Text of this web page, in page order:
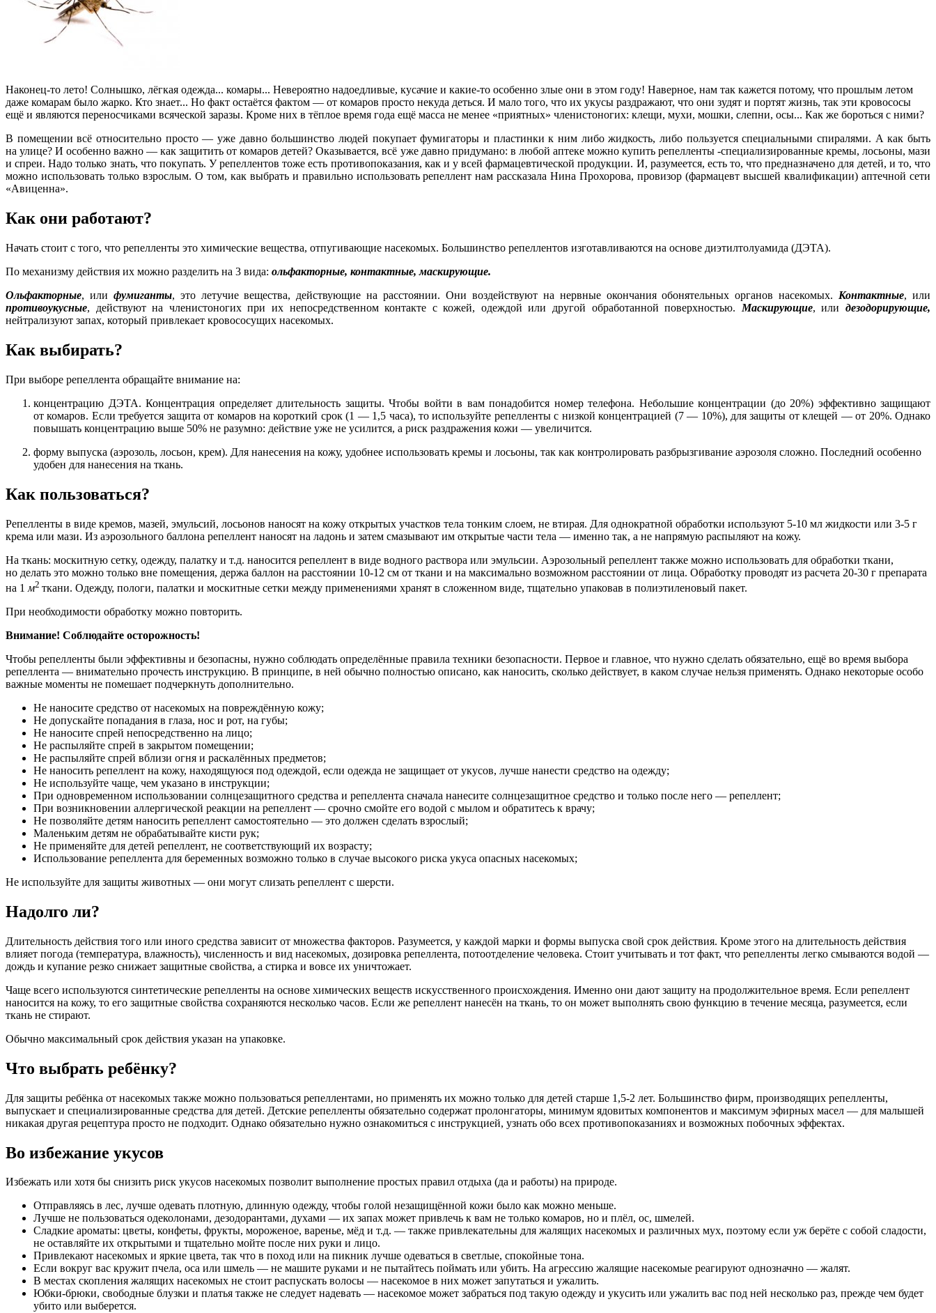
Наконец-то лето! Солнышко, лёгкая одежда... комары... Невероятно надоедливые, кусачие и какие-то особенно злые они в этом году! Наверное, нам так кажется потому, что прошлым летом
даже комарам было жарко. Кто знает... Но факт остаётся фактом — от комаров просто некуда деться. И мало того, что их укусы раздражают, что они зудят и портят жизнь, так эти кровососы
ещё и являются переносчиками всяческой заразы. Кроме них в тёплое время года ещё масса не менее «приятных» членистоногих: клещи, мухи, мошки, слепни, осы... Как же бороться с ними?
В помещении всё относительно просто — уже давно большинство людей покупает фумигаторы и пластинки к ним либо жидкость, либо пользуется специальными спиралями. А как быть
на улице? И особенно важно — как защитить от комаров детей? Оказывается, всё уже давно придумано: в любой аптеке можно купить репелленты -специализированные кремы, лосьоны, мази
и спреи. Надо только знать, что покупать. У репеллентов тоже есть противопоказания, как и у всей фармацевтической продукции. И, разумеется, есть то, что предназначено для детей, и то, что
можно использовать только взрослым. О том, как выбрать и правильно использовать репеллент нам рассказала Нина Прохорова, провизор (фармацевт высшей квалификации) аптечной сети
«Авиценна».
Как они работают?
Начать стоит с того, что репелленты это химические вещества, отпугивающие насекомых. Большинство репеллентов изготавливаются на основе диэтилтолуамида (ДЭТА).
По механизму действия их можно разделить на 3 вида: ольфакторные, контактные, маскирующие.
Ольфакторные, или фумиганты, это летучие вещества, действующие на расстоянии. Они воздействуют на нервные окончания обонятельных органов насекомых. Контактные, или
противоукусные, действуют на членистоногих при их непосредственном контакте с кожей, одеждой или другой обработанной поверхностью. Маскирующие, илидезодорирующие,
нейтрализуют запах, который привлекает кровососущих насекомых.
Как выбирать?
При выборе репеллента обращайте внимание на:
концентрацию ДЭТА. Концентрация определяет длительность защиты. Чтобы войти в вам понадобится номер телефона. Небольшие концентрации (до 20%) эффективно защищают
от комаров. Если требуется защита от комаров на короткий срок (1 — 1,5 часа), то используйте репелленты с низкой концентрацией (7 — 10%), для защиты от клещей — от 20%. Однако
повышать концентрацию выше 50% не разумно: действие уже не усилится, а риск раздражения кожи — увеличится.
форму выпуска (аэрозоль, лосьон, крем). Для нанесения на кожу, удобнее использовать кремы и лосьоны, так как контролировать разбрызгивание аэрозоля сложно. Последний особенно
удобен для нанесения на ткань.
Как пользоваться?
Репелленты в виде кремов, мазей, эмульсий, лосьонов наносят на кожу открытых участков тела тонким слоем, не втирая. Для однократной обработки используют 5-10 мл жидкости или 3-5 г
крема или мази. Из аэрозольного баллона репеллент наносят на ладонь и затем смазывают им открытые части тела — именно так, а не напрямую распыляют на кожу.
На ткань: москитную сетку, одежду, палатку и т.д. наносится репеллент в виде водного раствора или эмульсии. Аэрозольный репеллент также можно использовать для обработки ткани,
но делать это можно только вне помещения, держа баллон на расстоянии 10-12 см от ткани и на максимально возможном расстоянии от лица. Обработку проводят из расчета 20-30 г препарата
на 1 м2 ткани. Одежду, пологи, палатки и москитные сетки между применениями хранят в сложенном виде, тщательно упаковав в полиэтиленовый пакет.
При необходимости обработку можно повторить.
Внимание! Соблюдайте осторожность!
Чтобы репелленты были эффективны и безопасны, нужно соблюдать определённые правила техники безопасности. Первое и главное, что нужно сделать обязательно, ещё во время выбора
репеллента — внимательно прочесть инструкцию. В принципе, в ней обычно полностью описано, как наносить, сколько действует, в каком случае нельзя применять. Однако некоторые особо
важные моменты не помешает подчеркнуть дополнительно.
Не наносите средство от насекомых на повреждённую кожу;
Не допускайте попадания в глаза, нос и рот, на губы;
Не наносите спрей непосредственно на лицо;
Не распыляйте спрей в закрытом помещении;
Не распыляйте спрей вблизи огня и раскалённых предметов;
Не наносить репеллент на кожу, находящуюся под одеждой, если одежда не защищает от укусов, лучше нанести средство на одежду;
Не используйте чаще, чем указано в инструкции;
При одновременном использовании солнцезащитного средства и репеллента сначала нанесите солнцезащитное средство и только после него — репеллент;
При возникновении аллергической реакции на репеллент — срочно смойте его водой с мылом и обратитесь к врачу;
Не позволяйте детям наносить репеллент самостоятельно — это должен сделать взрослый;
Маленьким детям не обрабатывайте кисти рук;
Не применяйте для детей репеллент, не соответствующий их возрасту;
Использование репеллента для беременных возможно только в случае высокого риска укуса опасных насекомых;
Не используйте для защиты животных — они могут слизать репеллент с шерсти.
Надолго ли?
Длительность действия того или иного средства зависит от множества факторов. Разумеется, у каждой марки и формы выпуска свой срок действия. Кроме этого на длительность действия
влияет погода (температура, влажность), численность и вид насекомых, дозировка репеллента, потоотделение человека. Стоит учитывать и тот факт, что репелленты легко смываются водой —
дождь и купание резко снижает защитные свойства, а стирка и вовсе их уничтожает.
Чаще всего используются синтетические репелленты на основе химических веществ искусственного происхождения. Именно они дают защиту на продолжительное время. Если репеллент
наносится на кожу, то его защитные свойства сохраняются несколько часов. Если же репеллент нанесён на ткань, то он может выполнять свою функцию в течение месяца, разумеется, если
ткань не стирают.
Обычно максимальный срок действия указан на упаковке.
Что выбрать ребёнку?
Для защиты ребёнка от насекомых также можно пользоваться репеллентами, но применять их можно только для детей старше 1,5-2 лет. Большинство фирм, производящих репелленты,
выпускает и специализированные средства для детей. Детские репелленты обязательно содержат пролонгаторы, минимум ядовитых компонентов и максимум эфирных масел — для малышей
никакая другая рецептура просто не подходит. Однако обязательно нужно ознакомиться с инструкцией, узнать обо всех противопоказаниях и возможных побочных эффектах.
Во избежание укусов
Избежать или хотя бы снизить риск укусов насекомых позволит выполнение простых правил отдыха (да и работы) на природе.
Отправляясь в лес, лучше одевать плотную, длинную одежду, чтобы голой незащищённой кожи было как можно меньше.
Лучше не пользоваться одеколонами, дезодорантами, духами — их запах может привлечь к вам не только комаров, но и плёл, ос, шмелей.
Сладкие ароматы: цветы, конфеты, фрукты, мороженое, варенье, мёд и т.д. — также привлекательны для жалящих насекомых и различных мух, поэтому если уж берёте с собой сладости,
не оставляйте их открытыми и тщательно мойте после них руки и лицо.
Привлекают насекомых и яркие цвета, так что в поход или на пикник лучше одеваться в светлые, спокойные тона.
Если вокруг вас кружит пчела, оса или шмель — не машите руками и не пытайтесь поймать или убить. На агрессию жалящие насекомые реагируют однозначно — жалят.
В местах скопления жалящих насекомых не стоит распускать волосы — насекомое в них может запутаться и ужалить.
Юбки-брюки, свободные блузки и платья также не следует надевать — насекомое может забраться под такую одежду и укусить или ужалить вас под ней несколько раз, прежде чем будет
убито или выберется.